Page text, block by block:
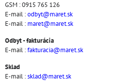
GSM : 0915 765 126
E-mail :odbyt@maret.sk
E-mail : maret@maret.sk
Odbyt - fakturácia
E-mail :fakturacia@maret.sk
Sklad
E-mail :sklad@maret.sk